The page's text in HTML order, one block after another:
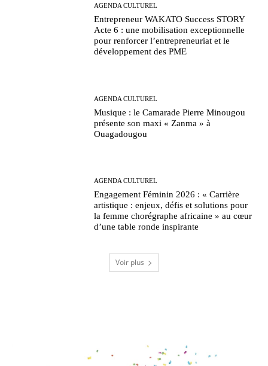
AGENDA CULTUREL
Entrepreneur WAKATO Success STORY
Acte 6 : une mobilisation exceptionnelle
pour renforcer l’entrepreneuriat et le
développement des PME
AGENDA CULTUREL
Musique : le Camarade Pierre Minougou
présente son maxi « Zanma » à
Ouagadougou
AGENDA CULTUREL
Engagement Féminin 2026 : « Carrière
artistique : enjeux, défis et solutions pour
la femme chorégraphe africaine » au cœur
d’une table ronde inspirante
Voir plus